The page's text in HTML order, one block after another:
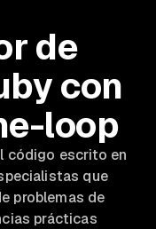
de
con
loop
código escrito en
que
problemas de
prácticas